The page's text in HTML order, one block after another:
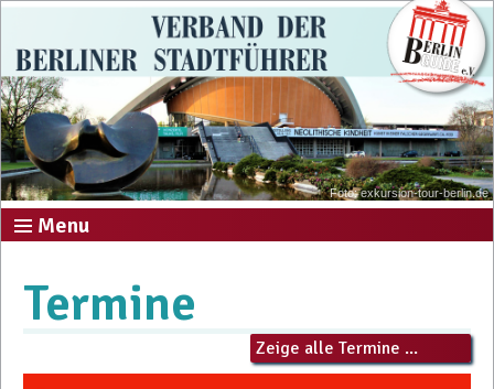
Foto: exkursion-tour-berlin.de
Menu
Termine
Zeige alle Termine ...